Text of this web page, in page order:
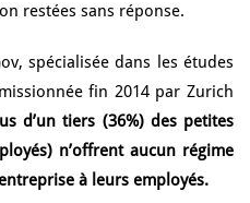
restées sans réponse.
spécialisée dans les études
fin 2014 par Zurich
d’un tiers (36%) des petites
n’offrent aucun régime
à leurs employés.